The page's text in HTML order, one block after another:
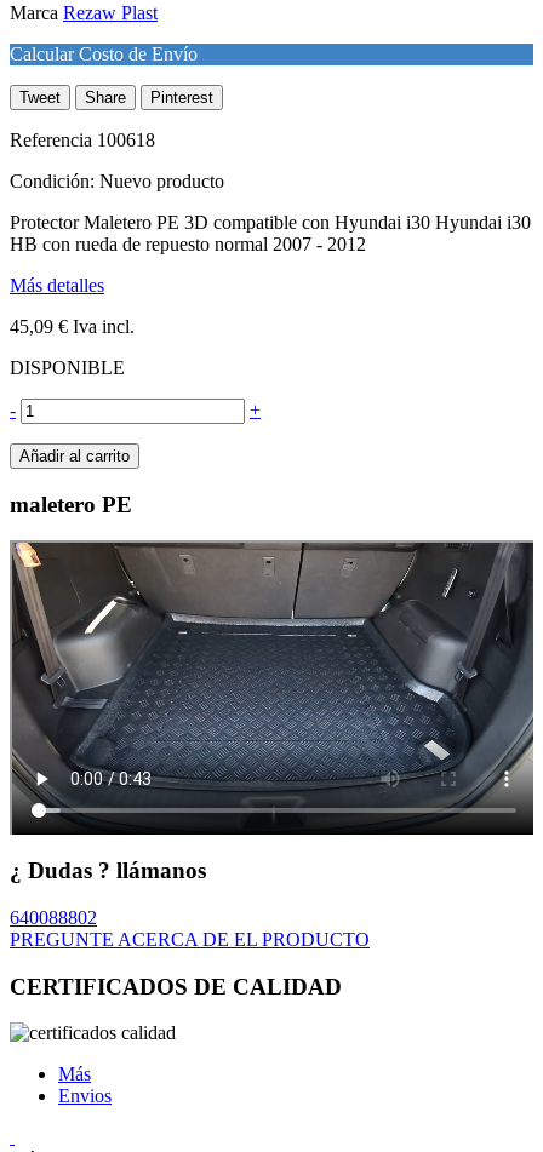
Marca Rezaw Plast
Calcular Costo de Envío
Tweet Share Pinterest
Referencia 100618
Condición: Nuevo producto
Protector Maletero PE 3D compatible con Hyundai i30 Hyundai i30
HB con rueda de repuesto normal 2007 - 2012
Más detalles
45,09 € Iva incl.
DISPONIBLE
- +
Añadir al carrito
maletero PE
¿ Dudas ? llámanos
640088802
PREGUNTE ACERCA DE EL PRODUCTO
CERTIFICADOS DE CALIDAD
Más
Envios